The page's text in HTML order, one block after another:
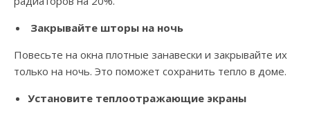
Закрывайте шторы на ночь
Повесьте на окна плотные занавески и закрывайте их
только на ночь. Это поможет сохранить тепло в доме.
Установите теплоотражающие экраны